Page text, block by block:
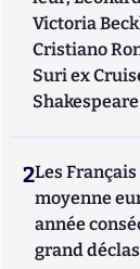
Victoria
Cristiano
Suri ex
2Les
moyenne
année
grand